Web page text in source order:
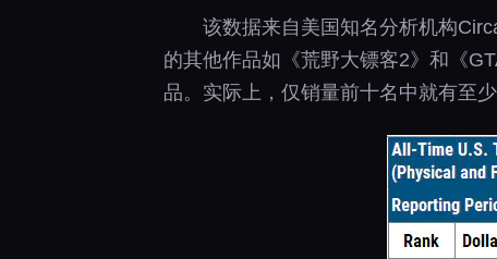
该数据来自美国知名分析机构
的其他作品如《荒野大镖客2》和《
品。实际上，仅销量前十名中就有至